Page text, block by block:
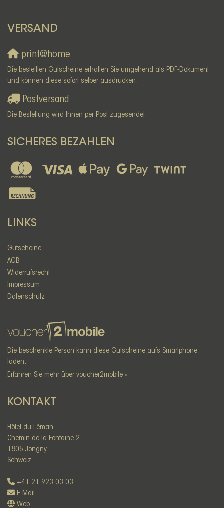
VERSAND
print@home
Die bestellten Gutscheine erhalten Sie umgehend als PDF-Dokument
und können diese sofort selber ausdrucken.
Postversand
Die Bestellung wird Ihnen per Post zugesendet.
SICHERES BEZAHLEN
LINKS
Gutscheine
AGB
Widerrufsrecht
Impressum
Datenschutz
Die beschenkte Person kann diese Gutscheine aufs Smartphone
laden.
Erfahren Sie mehr über voucher2mobile »
KONTAKT
Hôtel du Léman
Chemin de la Fontaine 2
1805 Jongny
Schweiz
+41 21 923 03 03
E-Mail
Web